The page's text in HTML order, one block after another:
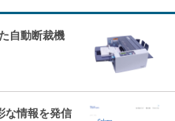
自動断裁機
な情報を発信